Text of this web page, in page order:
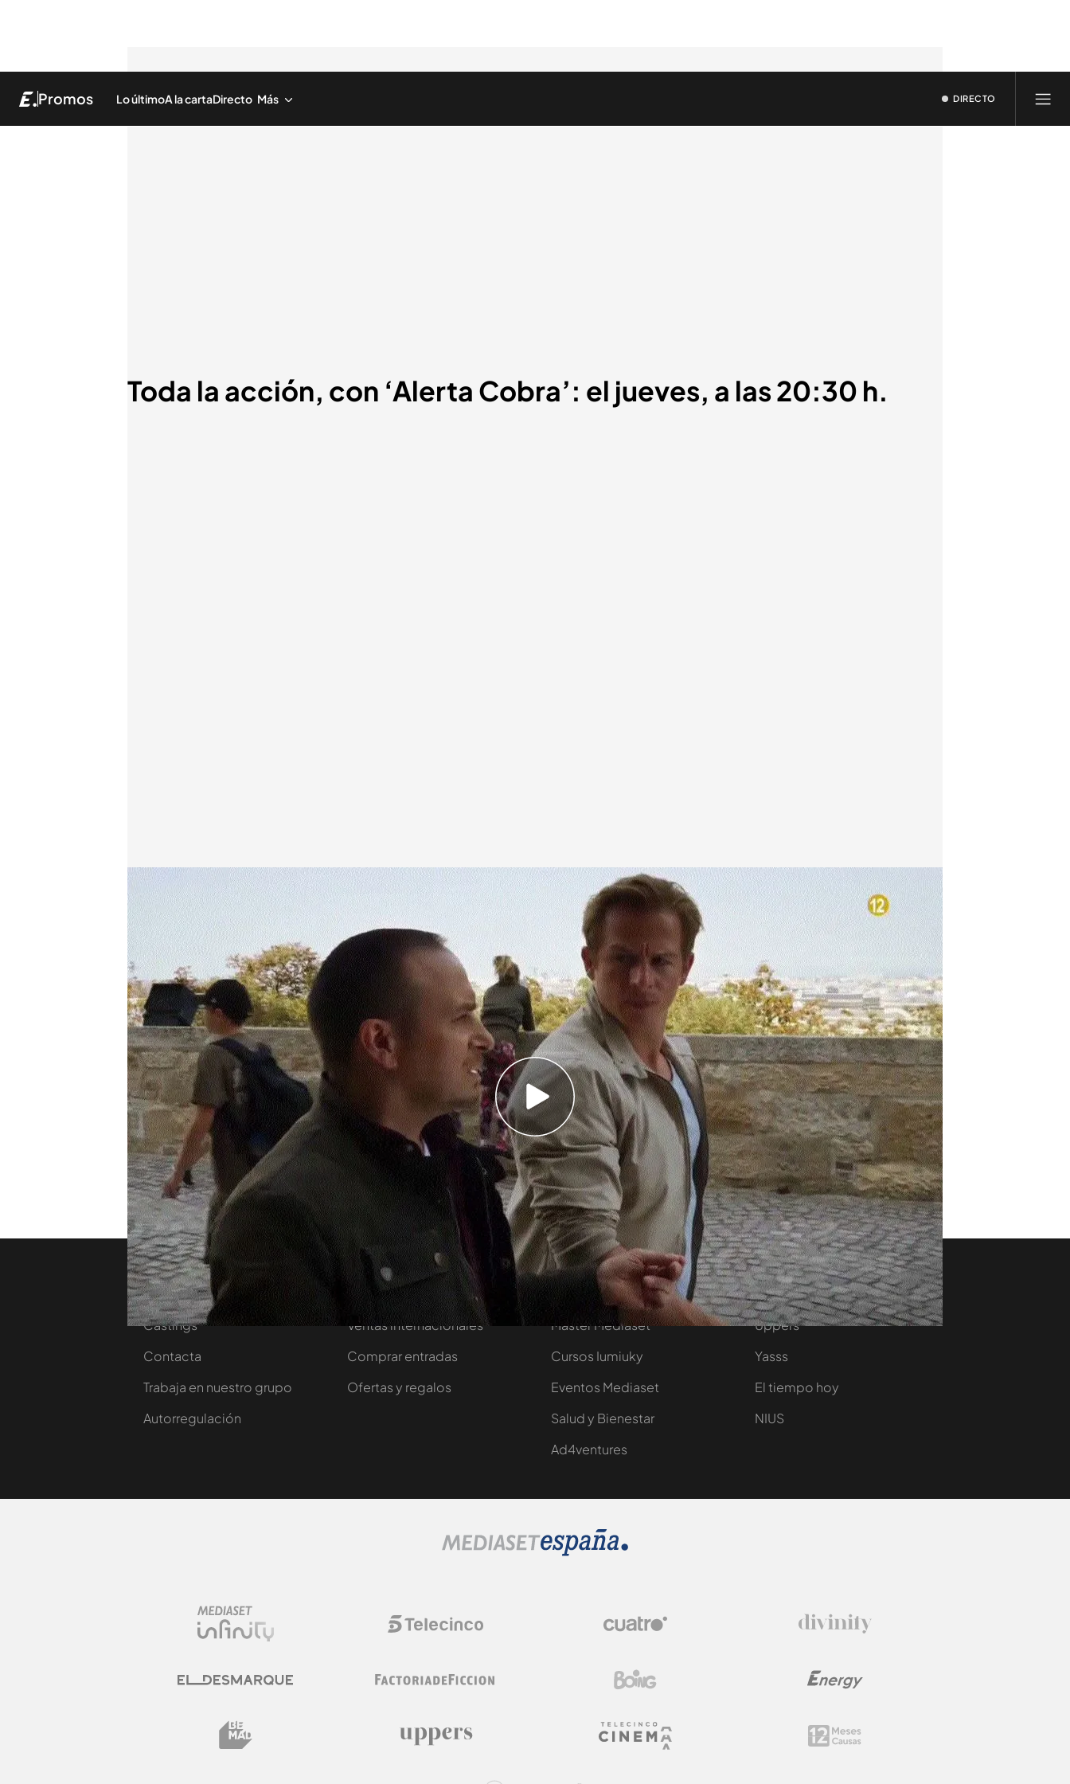
Promos Lo últimoA la cartaDirecto Más DIRECTO
Toda la acción, con ‘Alerta Cobra’: el jueves, a las 20:30 h.
'Alerta Cobra'
energy.es
04 MAY 2020 - 18:46h.
No te pierdas los capítulos de la serie, en E.Energy
Compartir
¿Te gusta la acción? No te pierdas los casos a los que se enfrenta la
brigada de carreteras de Semir Gerkhan. Disfruta con todos tus sentidos
de ‘Alerta Cobra’, los jueves a partir de las 20:30 h.
TEMAS Promos
Nos conectamos
Castings
Contacta
Trabaja en nuestro grupo
Autorregulación
Corporativo
Ventas internacionales
Comprar entradas
Ofertas y regalos
También puedes...
Máster Mediaset
Cursos Iumiuky
Eventos Mediaset
Salud y Bienestar
Ad4ventures
Sigue navegando
Uppers
Yasss
El tiempo hoy
NIUS